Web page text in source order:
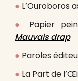
● L’Ouroboros
●
Papier
Mauvais drap
● Paroles
● La Part de